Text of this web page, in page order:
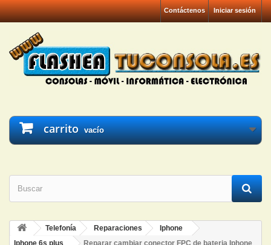
Iniciar sesión
Contáctenos
carrito vacío
Telefonía Reparaciones
Iphone